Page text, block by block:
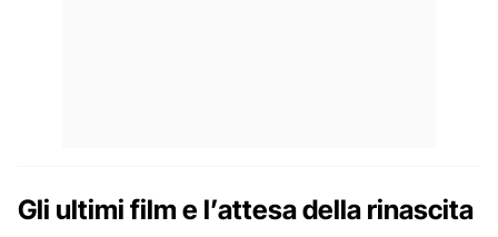
Gli ultimi film e l’attesa della rinascita